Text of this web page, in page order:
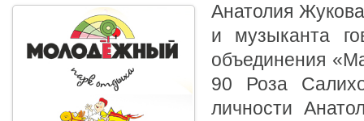
Анатолия
и музыканта
объединения
90 Роза
личности